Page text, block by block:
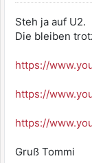
Steh ja auf U2.
Die bleiben
https://
https://
https://
Gruß Tommi